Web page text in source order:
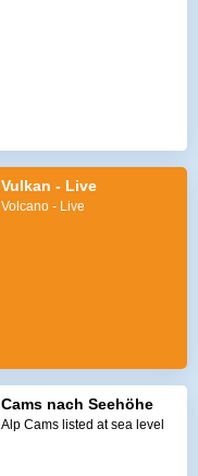
Vulkan - Live
Volcano - Live
Cams nach Seehöhe
Alp Cams listed at sea level